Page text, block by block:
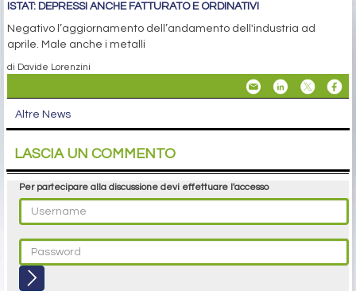
ISTAT: DEPRESSI ANCHE FATTURATO E ORDINATIVI
Negativo l’aggiornamento dell’andamento dell'industria ad
aprile. Male anche i metalli
di Davide Lorenzini
Altre News
LASCIA UN COMMENTO
Per partecipare alla discussione devi effettuare l'accesso